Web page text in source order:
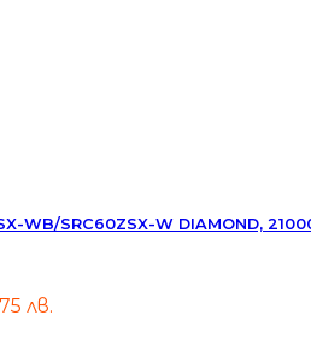
SRC60ZSX-W DIAMOND,
лв.